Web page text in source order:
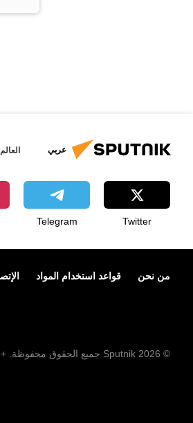
عربي
Twitter
Telegram
من نحن قواعد استخدام المواد
© 2026 Sputnik جميع الحقوق محفوظة. +18